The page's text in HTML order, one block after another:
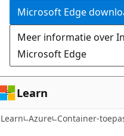
Microsoft Edge
Meer informatie over
Microsoft Edge
Learn
Learn Azure Container-